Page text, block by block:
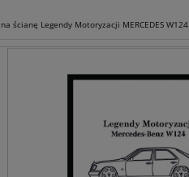
ścianę Legendy Motoryzacji MERCEDES W124